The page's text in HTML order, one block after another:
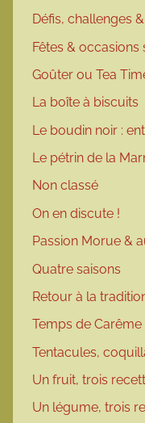
Défis, challenges
Fêtes & occasions
Goûter ou Tea
La boîte à biscuits
Le boudin noir :
Le pétrin de la
Non classé
On en discute !
Passion Morue &
Quatre saisons
Retour à la
Temps de Carême
Tentacules,
Un fruit, trois
Un légume, trois